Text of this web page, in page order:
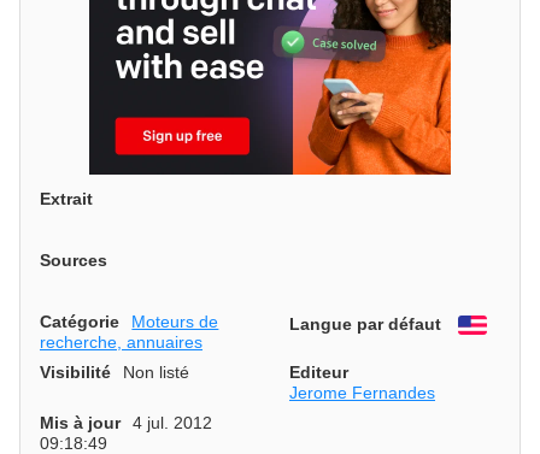
Extrait
Sources
Catégorie
Moteurs de
recherche, annuaires
Langue par défaut
Visibilité Non listé
Editeur
Jerome Fernandes
Mis à jour
4 jul. 2012
09:18:49